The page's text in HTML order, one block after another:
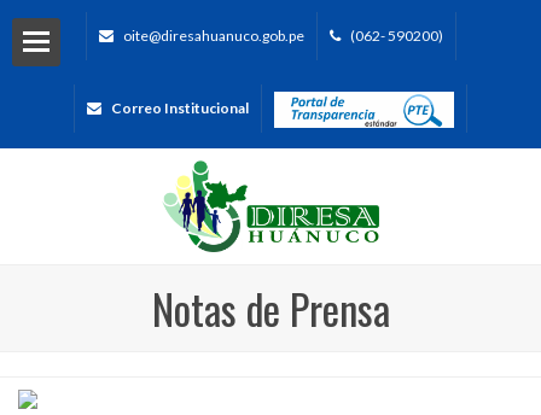
oite@diresahuanuco.gob.pe (062- 590200)
Correo Institucional
Notas de Prensa